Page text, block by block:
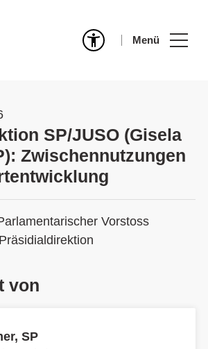
Menü
SP/JUSO (Gisela
Zwischennutzungen
Vorstoss
Präsidialdirektion
von
SP